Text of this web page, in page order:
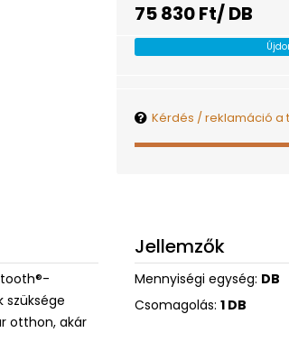
75 830 Ft/ DB
Kérdés / reklamáció
otthon, akár
Jellemzők
Mennyiségi egység: DB
Csomagolás: 1 DB